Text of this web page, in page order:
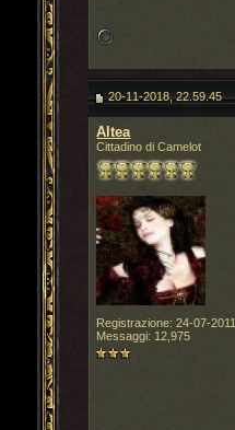
20-11-2018, 22.59.45
Altea
Cittadino di Camelot
Registrazione: 24-07-2011
Messaggi: 12,975